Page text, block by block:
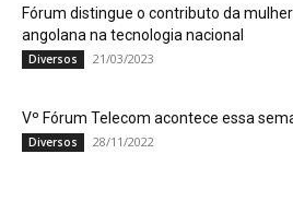
Fórum distingue o contributo da mulher
angolana na tecnologia nacional
Diversos 21/03/2023
Vº Fórum Telecom acontece essa
Diversos 28/11/2022